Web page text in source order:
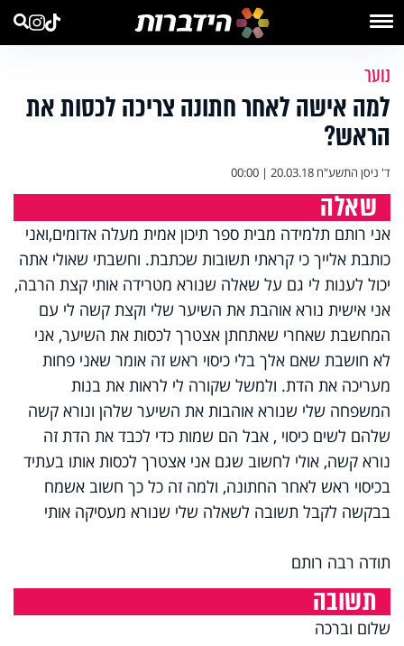
נוער
למה אישה לאחר חתונה צריכה לכסות את
הראש?
ד' ניסן התשע"ח 20.03.18 | 00:00
שאלה
אני רותם תלמידה מבית ספר תיכון אמית מעלה אדומים,ואני
כותבת אלייך כי קראתי תשובות שכתבת. וחשבתי שאולי אתה
יכול לענות לי גם על שאלה שנורא מטרידה אותי קצת הרבה,
אני אישית נורא אוהבת את השיער שלי וקצת קשה לי עם
המחשבת שאחרי שאתחתן אצטרך לכסות את השיער, אני
לא חושבת שאם אלך בלי כיסוי ראש זה אומר שאני פחות
מעריכה את הדת. ולמשל שקורה לי לראות את בנות
המשפחה שלי שנורא אוהבות את השיער שלהן ונורא קשה
שלהם לשים כיסוי , אבל הם שמות כדי לכבד את הדת זה
נורא קשה, אולי לחשוב שגם אני אצטרך לכסות אותו בעתיד
בכיסוי ראש לאחר החתונה, ולמה זה כל כך חשוב אשמח
בבקשה לקבל תשובה לשאלה שלי שנורא מעסיקה אותי
תודה רבה רותם
תשובה
שלום וברכה